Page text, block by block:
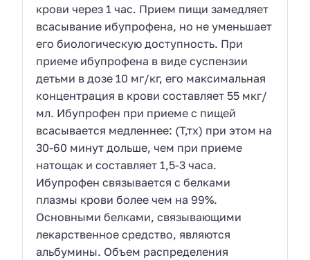
крови через 1 час. Прием пищи замедляет
всасывание ибупрофена, но не уменьшает
его биологическую доступность. При
приеме ибупрофена в виде суспензии
детьми в дозе 10 мг/кг, его максимальная
концентрация в крови составляет 55 мкг/
мл. Ибупрофен при приеме с пищей
всасывается медленнее: (Т,тх) при этом на
30-60 минут дольше, чем при приеме
натощак и составляет 1,5-3 часа.
Ибупрофен связывается с белками
плазмы крови более чем на 99%.
Основными белками, связывающими
лекарственное средство, являются
альбумины. Объем распределения